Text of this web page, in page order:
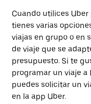
Cuando utilices
tienes varias
viajas en grupo o en
de viaje que se
presupuesto. Si te
programar un viaje a
puedes solicitar un
en la app Uber.